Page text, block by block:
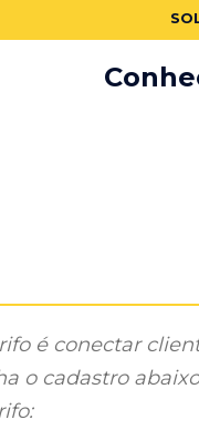
é conectar
o cadastro